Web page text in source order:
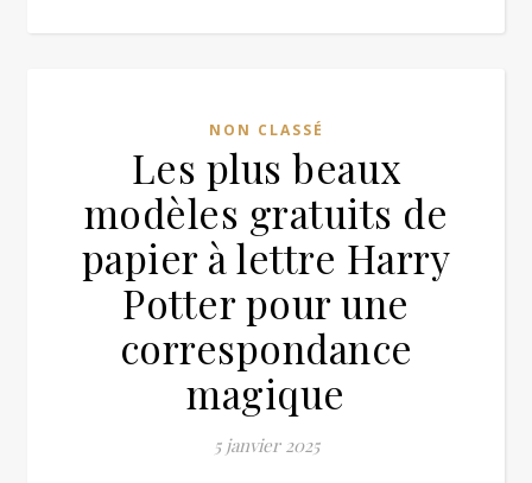
NON CLASSÉ
Les plus beaux
modèles gratuits de
papier à lettre Harry
Potter pour une
correspondance
magique
5 janvier 2025